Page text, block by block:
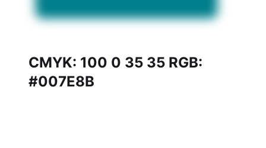
CMYK: 100 0 35 35 RGB:
#007E8B